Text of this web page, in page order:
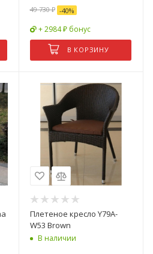
49 730₽ -40%
+ 2984 ₽ бонус
В КОРЗИНУ
Плетеное кресло Y79A-
W53 Brown
В наличии